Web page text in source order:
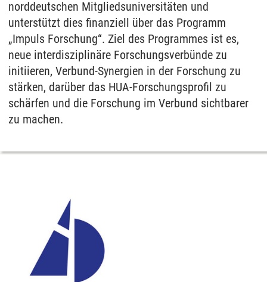
norddeutschen Mitgliedsuniversitäten und
unterstützt dies finanziell über das Programm
„Impuls Forschung“. Ziel des Programmes ist es,
neue interdisziplinäre Forschungsverbünde zu
initiieren, Verbund-Synergien in der Forschung zu
stärken, darüber das HUA-Forschungsprofil zu
schärfen und die Forschung im Verbund sichtbarer
zu machen.